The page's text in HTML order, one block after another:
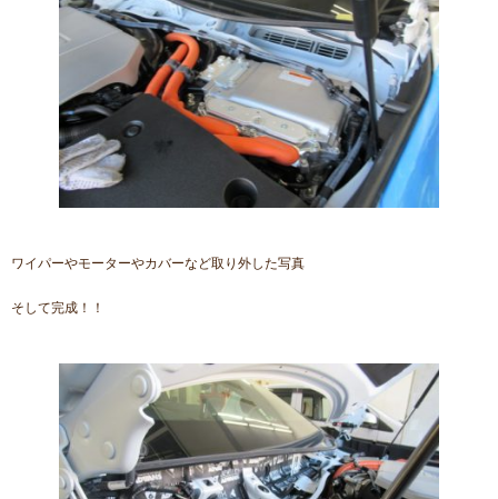
ワイパーやモーターやカバーなど取り外した写真
そして完成！！